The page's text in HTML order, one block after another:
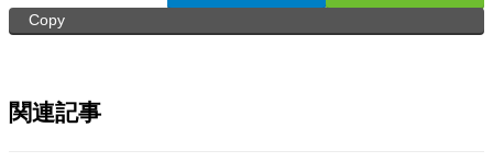
Copy
関連記事